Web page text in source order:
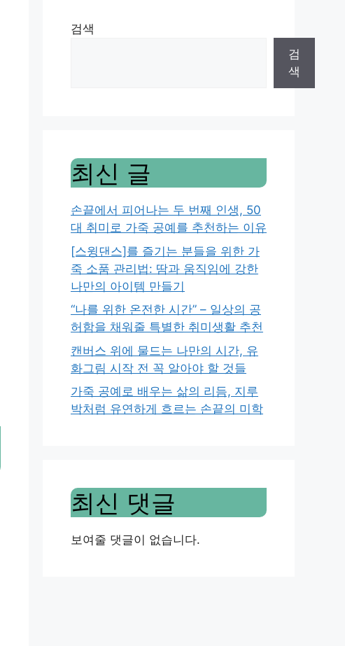
검색
검
색
최신 글
손끝에서 피어나는 두 번째 인생, 50
대 취미로 가죽 공예를 추천하는 이유
[스윙댄스]를 즐기는 분들을 위한 가
죽 소품 관리법: 땀과 움직임에 강한
나만의 아이템 만들기
“나를 위한 온전한 시간” – 일상의 공
허함을 채워줄 특별한 취미생활 추천
캔버스 위에 물드는 나만의 시간, 유
화그림 시작 전 꼭 알아야 할 것들
가죽 공예로 배우는 삶의 리듬, 지루
박처럼 유연하게 흐르는 손끝의 미학
최신 댓글
보여줄 댓글이 없습니다.